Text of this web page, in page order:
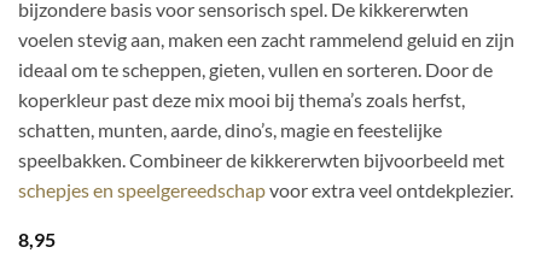
bijzondere basis voor sensorisch spel. De kikkererwten
voelen stevig aan, maken een zacht rammelend geluid en zijn
ideaal om te scheppen, gieten, vullen en sorteren. Door de
koperkleur past deze mix mooi bij thema’s zoals herfst,
schatten, munten, aarde, dino’s, magie en feestelijke
speelbakken. Combineer de kikkererwten bijvoorbeeld met
schepjes en speelgereedschapvoor extra veel ontdekplezier.
8,95